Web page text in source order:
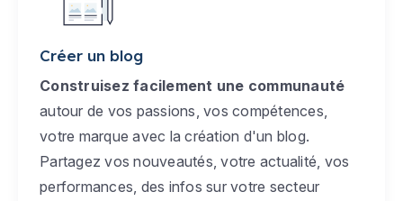
Créer un blog
Construisez facilement une communauté
autour de vos passions, vos compétences,
votre marque avec la création d'un blog.
Partagez vos nouveautés, votre actualité, vos
performances, des infos sur votre secteur